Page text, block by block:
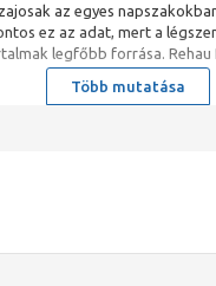
az egyes
ez az adat, mert a
legfőbb forrása. Rehau
Több mutatása